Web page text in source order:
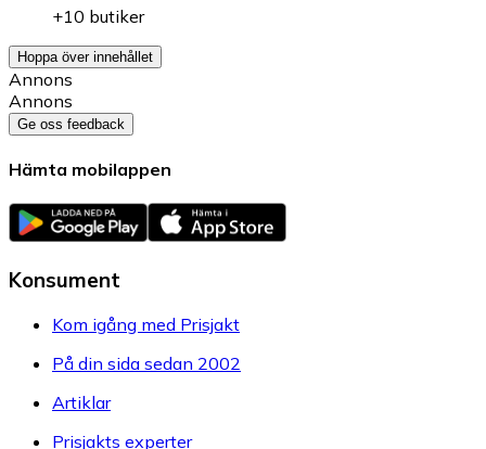
+10 butiker
Hoppa över innehållet
Annons
Annons
Ge oss feedback
Hämta mobilappen
Konsument
Kom igång med Prisjakt
På din sida sedan 2002
Artiklar
Prisjakts experter